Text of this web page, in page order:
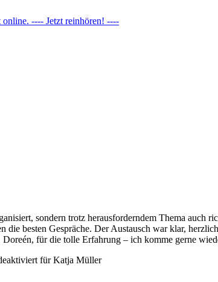
online.---- Jetzt reinhören! ----
sondern trotz herausforderndem Thema auch
besten Gespräche. Der Austausch war klar,
für die tolle Erfahrung – ich komme gerne
für Katja Müller